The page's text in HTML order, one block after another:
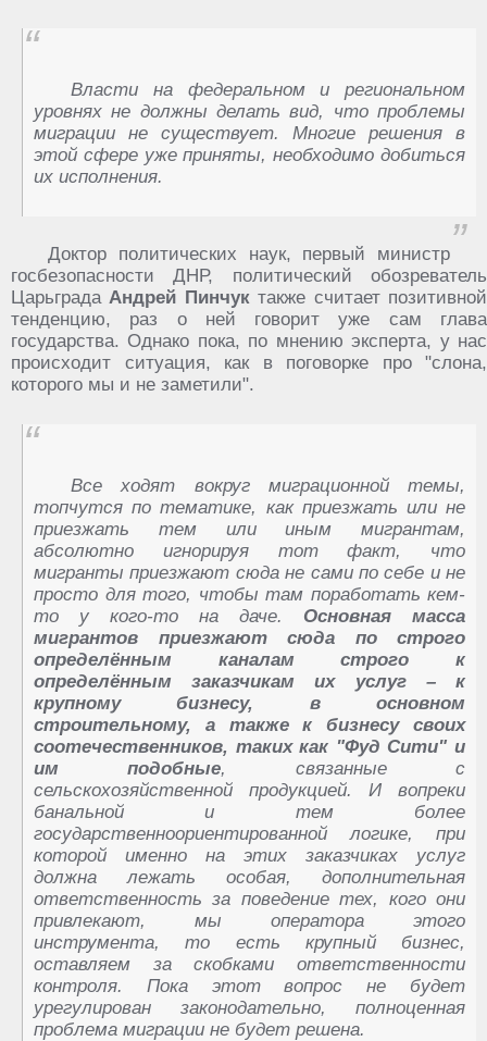
Власти на федеральном и региональном
уровнях не должны делать вид, что проблемы
миграции не существует. Многие решения в
этой сфере уже приняты, необходимо добиться
их исполнения.
Доктор политических наук, первый министр
госбезопасности ДНР, политический обозреватель
ЦарьградаАндрей Пинчуктакже считает позитивной
тенденцию, раз о ней говорит уже сам глава
государства. Однако пока, по мнению эксперта, у нас
происходит ситуация, как в поговорке про "слона,
которого мы и не заметили".
Все ходят вокруг миграционной темы,
топчутся по тематике, как приезжать или не
приезжать тем или иным мигрантам,
абсолютно игнорируя тот факт, что
мигранты приезжают сюда не сами по себе и не
просто для того, чтобы там поработать кем-
то у кого-то на даче. Основная масса
мигрантов приезжают сюда по строго
определённым каналам строго к
определённым заказчикам их услуг – к
крупному бизнесу, в основном
строительному, а также к бизнесу своих
соотечественников, таких как "Фуд Сити" и
им подобные, связанные с
сельскохозяйственной продукцией. И вопреки
банальной и тем более
государственноориентированной логике, при
которой именно на этих заказчиках услуг
должна лежать особая, дополнительная
ответственность за поведение тех, кого они
привлекают, мы оператора этого
инструмента, то есть крупный бизнес,
оставляем за скобками ответственности
контроля. Пока этот вопрос не будет
урегулирован законодательно, полноценная
проблема миграции не будет решена.